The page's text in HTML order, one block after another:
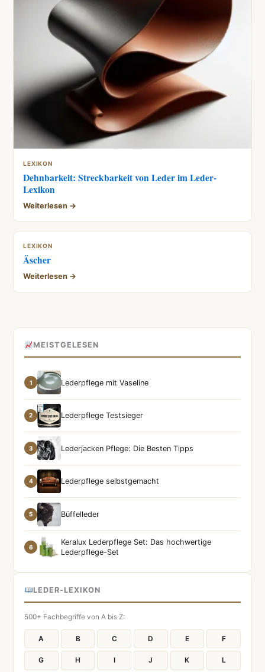
LEXIKON
Dehnbarkeit: Streckbarkeit von Leder im Leder-
Lexikon
Weiterlesen →
LEXIKON
Äscher
Weiterlesen →
MEISTGELESEN
1 Lederpflege mit Vaseline
2 Lederpflege Testsieger
3 Lederjacken Pflege: Die Besten Tipps
4 Lederpflege selbstgemacht
5 Büffelleder
6
Keralux Lederpflege Set: Das hochwertige
Lederpflege-Set
LEDER-LEXIKON
500+ Fachbegriffe von A bis Z:
A B C D E F
G H I J K L